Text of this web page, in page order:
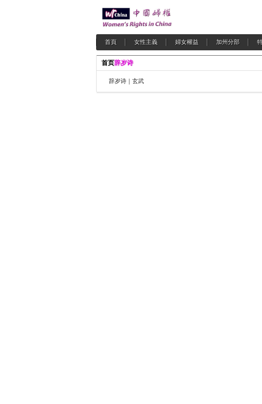
首頁 女性主義 婦女權益 加州分部
首页辞岁诗
辞岁诗｜玄武